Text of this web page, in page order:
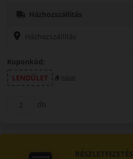
Házhozszállítás
Házhozszállítás
Kuponkód:
LENDÜLET
másol
db
RÉSZLETFIZETÉS